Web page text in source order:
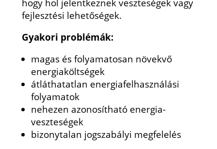
hogy hol jelentkeznek veszteségek vagy
fejlesztési lehetőségek.
Gyakori problémák:
magas és folyamatosan növekvő
energiaköltségek
átláthatatlan energiafelhasználási
folyamatok
nehezen azonosítható energia-
veszteségek
bizonytalan jogszabályi megfelelés